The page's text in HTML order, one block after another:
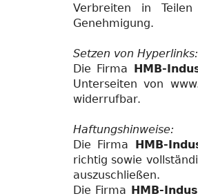
Verbreiten in
Genehmigung.
Setzen von Hyperlinks:
Die Firma HMB-
Unterseiten von
widerrufbar.
Haftungshinweise:
Die Firma HMB-
richtig sowie
auszuschließen.
Die Firma HMB-